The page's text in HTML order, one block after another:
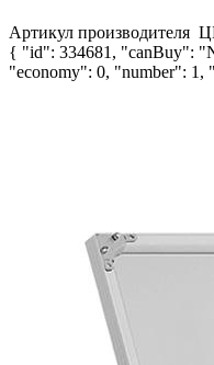
Артикул производителя
{ "id": 334681, "canBuy":
"economy": 0, "number":